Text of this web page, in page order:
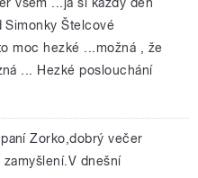
Simonky Štelcové
moc hezké ...možná , že
... Hezké poslouchání
Zorko,dobrý večer
dnešní